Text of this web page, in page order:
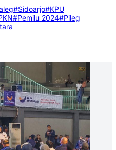
#Sidoarjo#KPU
#Pemilu 2024#Pileg